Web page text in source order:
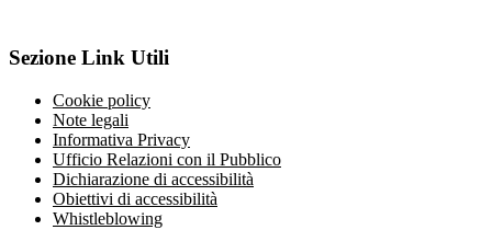
Sezione Link Utili
Cookie policy
Note legali
Informativa Privacy
Ufficio Relazioni con il Pubblico
Dichiarazione di accessibilità
Obiettivi di accessibilità
Whistleblowing